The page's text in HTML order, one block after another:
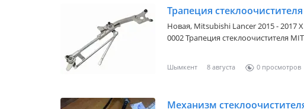
Новая, Mitsubishi Lancer 2015 - 2017
0002 Трапеция стеклоочистителя MITSUBISHI LANCER X/GALANT
Шымкент 8 августа 0